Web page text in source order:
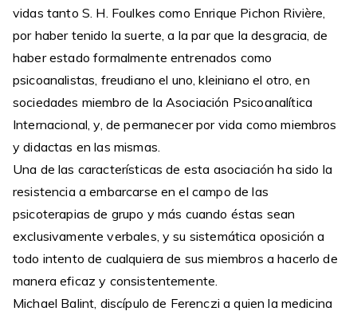
vidas tanto S. H. Foulkes como Enrique Pichon Rivière,
por haber tenido la suerte, a la par que la desgracia, de
haber estado formalmente entrenados como
psicoanalistas, freudiano el uno, kleiniano el otro, en
sociedades miembro de la Asociación Psicoanalítica
Internacional, y, de permanecer por vida como miembros
y didactas en las mismas.
Una de las características de esta asociación ha sido la
resistencia a embarcarse en el campo de las
psicoterapias de grupo y más cuando éstas sean
exclusivamente verbales, y su sistemática oposición a
todo intento de cualquiera de sus miembros a hacerlo de
manera eficaz y consistentemente.
Michael Balint, discípulo de Ferenczi a quien la medicina